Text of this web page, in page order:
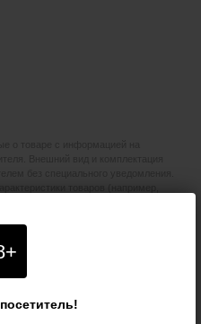
«НАБОР ИЗ 3